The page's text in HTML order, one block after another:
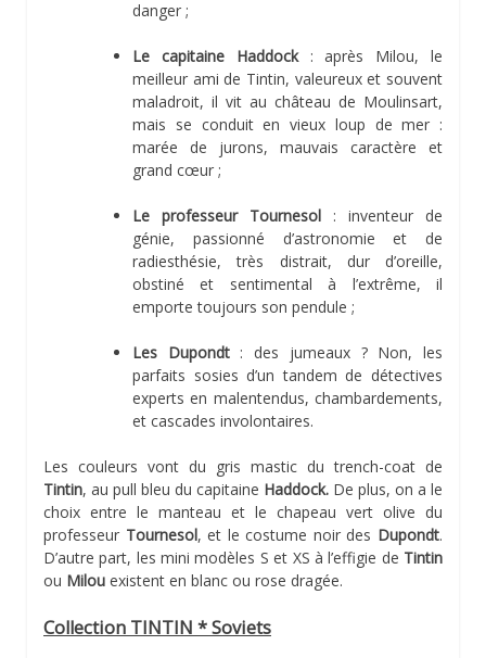
danger ;
Le capitaine Haddock: après Milou, le
meilleur ami de Tintin, valeureux et souvent
maladroit, il vit au château de Moulinsart,
mais se conduit en vieux loup de mer :
marée de jurons, mauvais caractère et
grand cœur ;
Le professeur Tournesol : inventeur de
génie, passionné d’astronomie et de
radiesthésie, très distrait, dur d’oreille,
obstiné et sentimental à l’extrême, il
emporte toujours son pendule ;
Les Dupondt: des jumeaux ? Non, les
parfaits sosies d’un tandem de détectives
experts en malentendus, chambardements,
et cascades involontaires.
Les couleurs vont du gris mastic du trench-coat de
Tintin, au pull bleu du capitaine Haddock. De plus, on a le
choix entre le manteau et le chapeau vert olive du
professeur Tournesol, et le costume noir des Dupondt.
D’autre part, les mini modèles S et XS à l’effigie de Tintin
ou Milou existent en blanc ou rose dragée.
Collection TINTIN * Soviets